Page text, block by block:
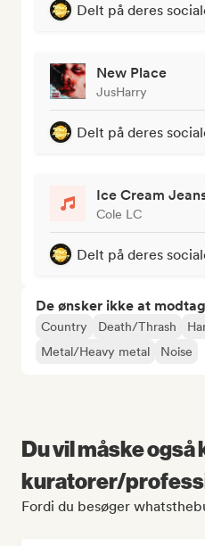
Delt på deres
New Place
JusHarry
Delt på deres
Ice Cream
Cole LC
Delt på deres
De ønsker ikke at
Country Death/Thrash
Metal/Heavy metal
Noise
Du vil måske
kuratorer/
Fordi du besøger